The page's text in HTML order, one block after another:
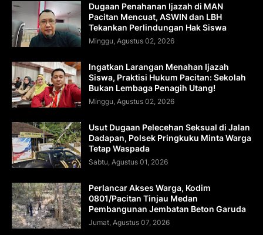
Dugaan Penahanan Ijazah di MAN
Pacitan Mencuat, ASWIN dan LBH
Tekankan Perlindungan Hak Siswa
Minggu, Agustus 02, 2026
Ingatkan Larangan Menahan Ijazah
Siswa, Praktisi Hukum Pacitan: Sekolah
Bukan Lembaga Penagih Utang!
Minggu, Agustus 02, 2026
Usut Dugaan Pelecehan Seksual di Jalan
Dadapan, Polsek Pringkuku Minta Warga
Tetap Waspada
Sabtu, Agustus 01, 2026
Perlancar Akses Warga, Kodim
0801/Pacitan Tinjau Medan
Pembangunan Jembatan Beton Garuda
Jumat, Agustus 07, 2026